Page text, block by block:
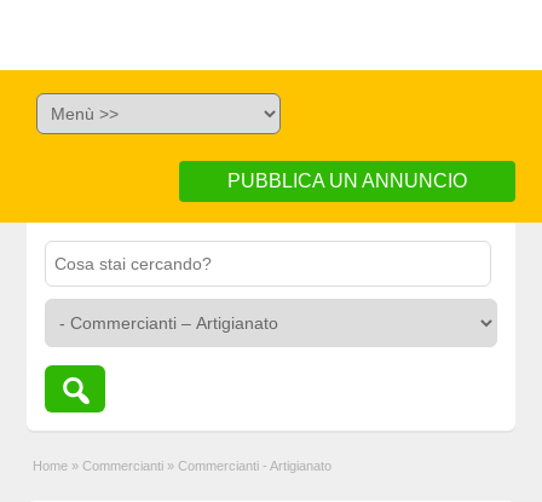
PUBBLICA UN ANNUNCIO
Home » Commercianti » Commercianti - Artigianato